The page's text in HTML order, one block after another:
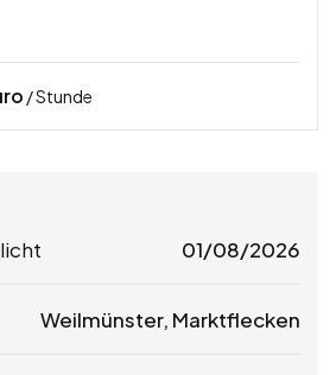
/ Stunde
01/08/2026
Weilmünster, Marktflecken